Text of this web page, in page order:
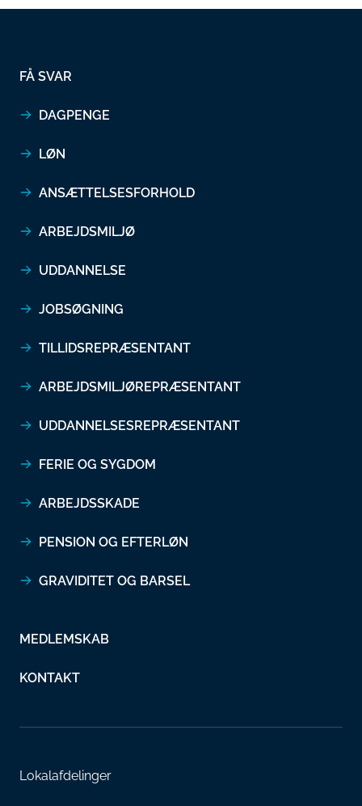
FÅ SVAR
DAGPENGE
LØN
ANSÆTTELSESFORHOLD
ARBEJDSMILJØ
UDDANNELSE
JOBSØGNING
TILLIDSREPRÆSENTANT
ARBEJDSMILJØREPRÆSENTANT
UDDANNELSESREPRÆSENTANT
FERIE OG SYGDOM
ARBEJDSSKADE
PENSION OG EFTERLØN
GRAVIDITET OG BARSEL
MEDLEMSKAB
KONTAKT
Lokalafdelinger